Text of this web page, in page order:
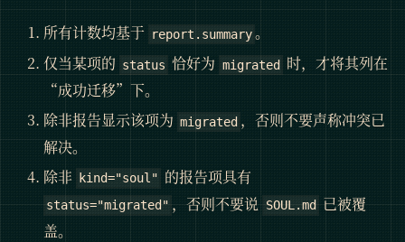
所有计数均基于 report.summary 。
仅当某项的 status 恰好为 migrated
时，才将其列在
“成功迁移”下。
除非报告显示该项为 migrated ，否则不要声称冲突已
解决。
除非
kind="soul" 的报告项具有
status="migrated" ，否则不要说 SOUL.md
已被覆
盖。